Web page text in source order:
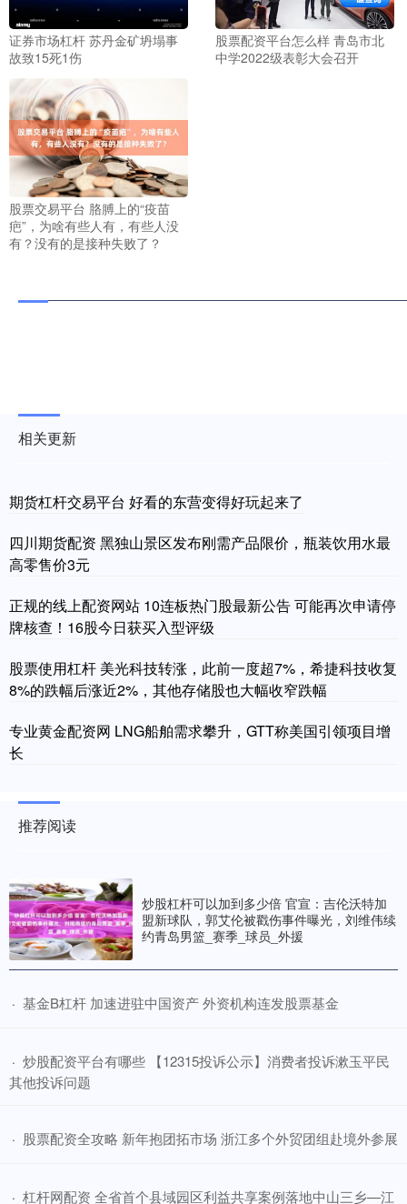
证券市场杠杆 苏丹金矿坍塌事
故致15死1伤
股票配资平台怎么样 青岛市北
中学2022级表彰大会召开
股票交易平台 胳膊上的“疫苗
疤”，为啥有些人有，有些人没
有？没有的是接种失败了？
相关更新
期货杠杆交易平台 好看的东营变得好玩起来了
四川期货配资 黑独山景区发布刚需产品限价，瓶装饮用水最
高零售价3元
正规的线上配资网站 10连板热门股最新公告 可能再次申请停
牌核查！16股今日获买入型评级
股票使用杠杆 美光科技转涨，此前一度超7%，希捷科技收复
8%的跌幅后涨近2%，其他存储股也大幅收窄跌幅
专业黄金配资网 LNG船舶需求攀升，GTT称美国引领项目增
长
推荐阅读
炒股杠杆可以加到多少倍 官宣：吉伦沃特加
盟新球队，郭艾伦被戳伤事件曝光，刘维伟续
约青岛男篮_赛季_球员_外援
· ​基金B杠杆 加速进驻中国资产 外资机构连发股票基金
· ​炒股配资平台有哪些 【12315投诉公示】消费者投诉漱玉平民
其他投诉问题
· ​股票配资全攻略 新年抱团拓市场 浙江多个外贸团组赴境外参展
· ​杠杆网配资 全省首个县域园区利益共享案例落地中山三乡—江